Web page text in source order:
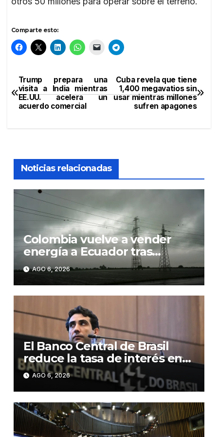
Comparte esto:
Navegación
de
Cuba revela que tiene
1,400 megavatios sin
usar mientras millones
sufren apagones
Trump prepara una
visita a India mientras
EE.UU. acelera un
acuerdo comercial
Noticias relacionadas
Colombia vuelve a vender
energía a Ecuador tras
suspender la exportación por
los aranceles
AGO 6, 2026
El Banco Central de Brasil
reduce la tasa de interés en
0,25 puntos, hasta el 14,0 %
anual
AGO 6, 2026